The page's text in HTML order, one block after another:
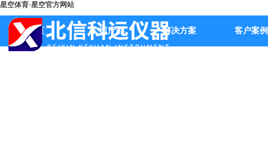
星空体育·星空官方网站
首页 公司产品 解决方案 客户案例